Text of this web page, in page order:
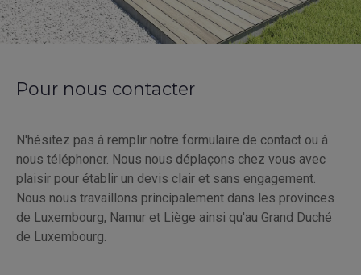
Pour nous contacter
N'hésitez pas à remplir notre formulaire de contact ou à
nous téléphoner. Nous nous déplaçons chez vous avec
plaisir pour établir un devis clair et sans engagement.
Nous nous travaillons principalement dans les provinces
de Luxembourg, Namur et Liège ainsi qu'au Grand Duché
de Luxembourg.